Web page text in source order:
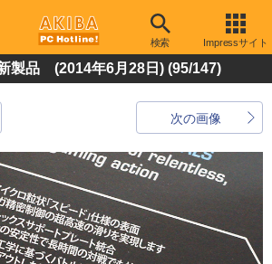
検索 Impressサイト
製品 (2014年6月28日) (95/147)
次の画像